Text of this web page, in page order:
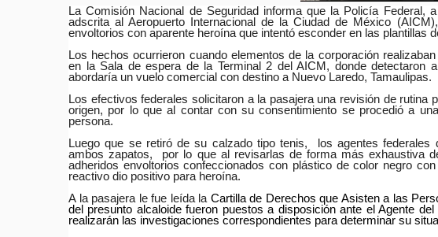
La Comisión Nacional de Seguridad informa que la Policía Federal,
adscrita al Aeropuerto Internacional de la Ciudad de México
envoltorios con aparente heroína que intentó esconder en las plantillas
Los hechos ocurrieron cuando elementos de la corporación
en la Sala de espera de la Terminal 2 del AICM, donde detectaron
abordaría un vuelo comercial con destino a Nuevo Laredo, Tamaulipas.
Los efectivos federales solicitaron a la pasajera una revisión de
origen, por lo que al contar con su consentimiento se procedió a
persona.
Luego que se retiró de su calzado tipo tenis, los agentes federales
ambos zapatos, por lo que al revisarlas de forma más exhaustiva
adheridos envoltorios confeccionados con plástico de color negro
reactivo dio positivo para heroína.
A la pasajera le fue leída la Cartilla de Derechos que Asisten a las
del presunto alcaloide fueron puestos a disposición ante el Agente
realizarán las investigaciones correspondientes para determinar su